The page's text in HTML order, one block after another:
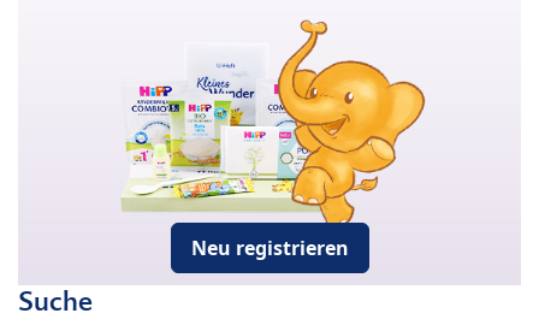
Neu registrieren
Suche